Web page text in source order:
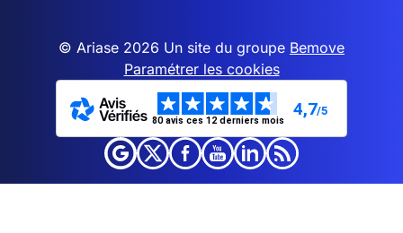
© Ariase 2026 Un site du groupe Bemove
Paramétrer les cookies
80 avis ces 12 derniers mois
4,7/5